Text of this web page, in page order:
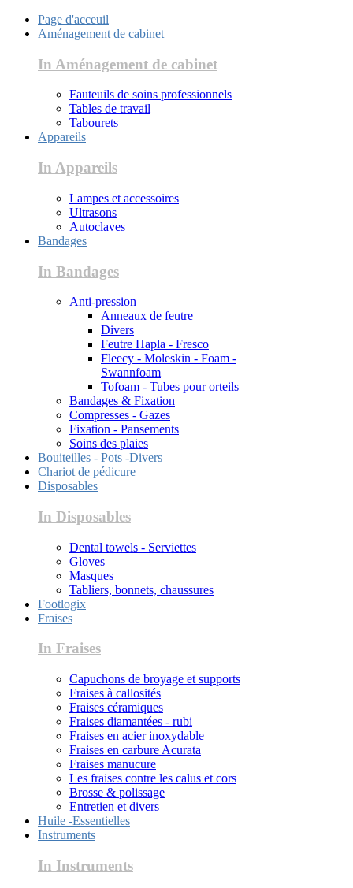
Page d'acceuil
Aménagement de cabinet
In Aménagement de cabinet
Fauteuils de soins professionnels
Tables de travail
Tabourets
Appareils
In Appareils
Lampes et accessoires
Ultrasons
Autoclaves
Bandages
In Bandages
Anti-pression
Anneaux de feutre
Divers
Feutre Hapla - Fresco
Fleecy - Moleskin - Foam -
Swannfoam
Tofoam - Tubes pour orteils
Bandages & Fixation
Compresses - Gazes
Fixation - Pansements
Soins des plaies
Bouiteilles - Pots -Divers
Chariot de pédicure
Disposables
In Disposables
Dental towels - Serviettes
Gloves
Masques
Tabliers, bonnets, chaussures
Footlogix
Fraises
In Fraises
Capuchons de broyage et supports
Fraises à callosités
Fraises céramiques
Fraises diamantées - rubi
Fraises en acier inoxydable
Fraises en carbure Acurata
Fraises manucure
Les fraises contre les calus et cors
Brosse & polissage
Entretien et divers
Huile -Essentielles
Instruments
In Instruments